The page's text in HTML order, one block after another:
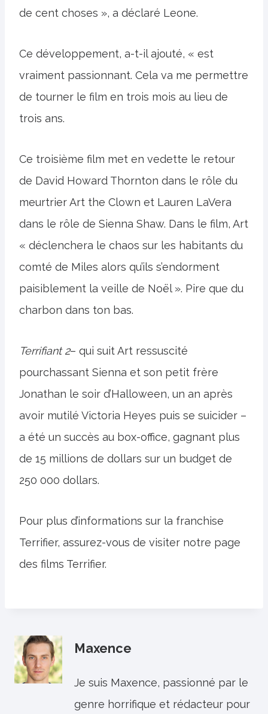
de cent choses », a déclaré Leone.
Ce développement, a-t-il ajouté, « est
vraiment passionnant. Cela va me permettre
de tourner le film en trois mois au lieu de
trois ans.
Ce troisième film met en vedette le retour
de David Howard Thornton dans le rôle du
meurtrier Art the Clown et Lauren LaVera
dans le rôle de Sienna Shaw. Dans le film, Art
« déclenchera le chaos sur les habitants du
comté de Miles alors qu’ils s’endorment
paisiblement la veille de Noël ». Pire que du
charbon dans ton bas.
Terrifiant 2– qui suit Art ressuscité
pourchassant Sienna et son petit frère
Jonathan le soir d’Halloween, un an après
avoir mutilé Victoria Heyes puis se suicider –
a été un succès au box-office, gagnant plus
de 15 millions de dollars sur un budget de
250 000 dollars.
Pour plus d’informations sur la franchise
Terrifier, assurez-vous de visiter notre page
des films Terrifier.
Maxence
Je suis Maxence, passionné par le
genre horrifique et rédacteur pour